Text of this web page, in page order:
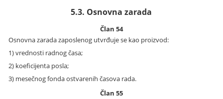
5.3. Osnovna zarada
Član 54
Osnovna zarada zaposlenog utvrđuje se kao proizvod:
1) vrednosti radnog časa;
2) koeficijenta posla;
3) mesečnog fonda ostvarenih časova rada.
Član 55